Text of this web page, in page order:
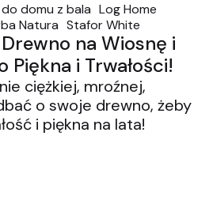
domu z bala Log Home
Natura Stafor White
2026
na Wiosnę i
Piękna i Trwałości!
ciężkiej, mroźnej,
o swoje drewno, żeby
i piękna na lata!